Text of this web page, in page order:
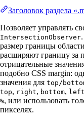
Заголовок раздела
Позволяет управлять
IntersectionObserver
размер границы
расширяют границу за
отрицательные
подобно CSS margin:
значения для top/
top, right, bottom, left
%, или использовать
пикселях.